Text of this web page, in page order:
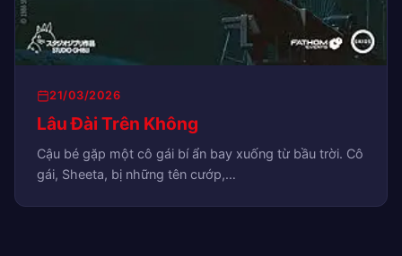
21/03/2026
Lâu Đài Trên Không
Cậu bé gặp một cô gái bí ẩn bay xuống từ bầu trời. Cô
gái, Sheeta, bị những tên cướp,…